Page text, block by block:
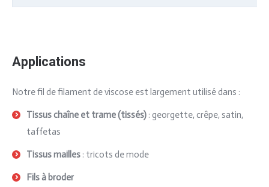
Applications
Notre fil de filament de viscose est largement utilisé dans :
Tissus chaîne et trame (tissés) : georgette, crêpe, satin,
taffetas
Tissus mailles : tricots de mode
Fils à broder